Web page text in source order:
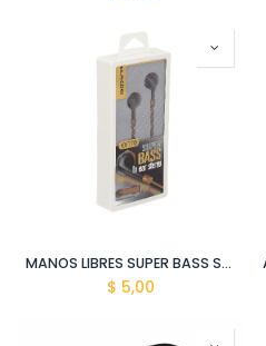
MANOS LIBRES SUPER BASS STEREO
$ 5,00